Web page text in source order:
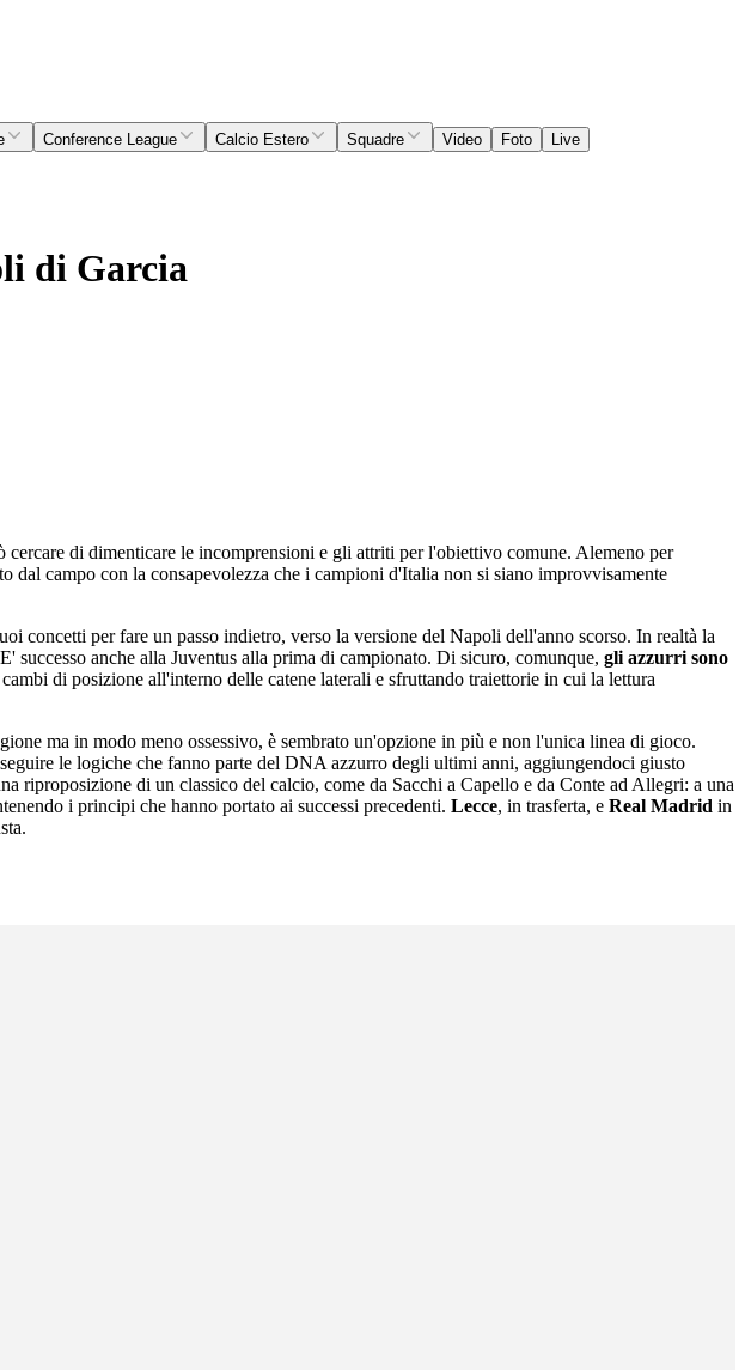
Conference League Calcio Estero Squadre Video Foto
Live
di Garcia
cercare di dimenticare le incomprensioni e gli attriti per l'obiettivo comune. Alemeno per
dal campo con la consapevolezza che i campioni d'Italia non si siano improvvisamente
concetti per fare un passo indietro, verso la versione del Napoli dell'anno scorso. In realtà la
successo anche alla Juventus alla prima di campionato. Di sicuro, comunque, gli azzurri sono
di posizione all'interno delle catene laterali e sfruttando traiettorie in cui la lettura
ma in modo meno ossessivo, è sembrato un'opzione in più e non l'unica linea di gioco.
le logiche che fanno parte del DNA azzurro degli ultimi anni, aggiungendoci giusto
riproposizione di un classico del calcio, come da Sacchi a Capello e da Conte ad Allegri: a una
i principi che hanno portato ai successi precedenti. Lecce, in trasferta, e Real Madrid in